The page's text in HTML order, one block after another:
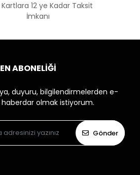
12 ye Kadar Taksit
İmkanı
ABONELİĞİ
duyuru, bilgilendirmelerden e-
olmak istiyorum.
Gönder